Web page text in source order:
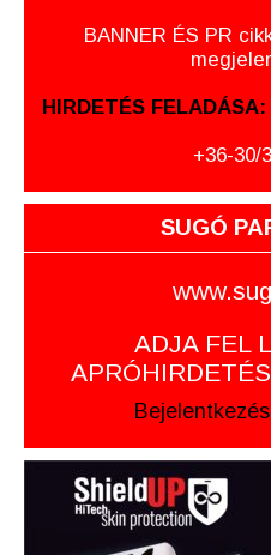
BANNER ÉS PR
HIRDETÉS FELADÁSA:
+36-30/
SUGÓ
ADJA FEL
Bejelentkezés